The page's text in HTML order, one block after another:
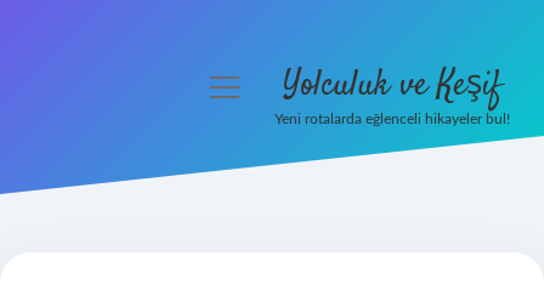
menüyü Yolculuk ve Keşif
Yeni rotalarda eğlenceli hikayeler bul!